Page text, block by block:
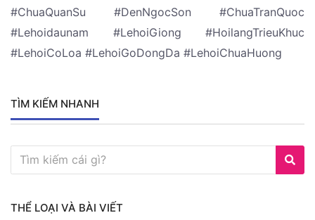
#ChuaQuanSu #DenNgocSon #ChuaTranQuoc
#Lehoidaunam #LehoiGiong #HoilangTrieuKhuc
#LehoiCoLoa #LehoiGoDongDa #LehoiChuaHuong
TÌM KIẾM NHANH
THỂ LOẠI VÀ BÀI VIẾT